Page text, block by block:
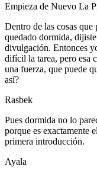
Empieza de Nuevo La
Dentro de las cosas que
quedado dormida,
divulgación. Entonces
difícil la tarea, pero esa
una fuerza, que puede
así?
Rasbek
Pues dormida no lo
porque es exactamente
primera introducción.
Ayala